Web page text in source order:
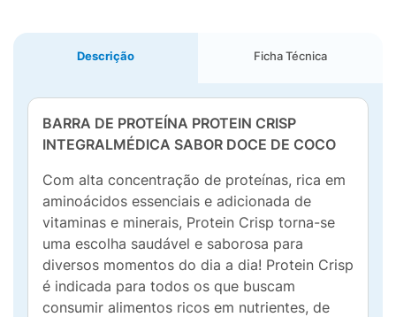
Descrição Ficha Técnica
BARRA DE PROTEÍNA PROTEIN CRISP
INTEGRALMÉDICA SABOR DOCE DE COCO
Com alta concentração de proteínas, rica em
aminoácidos essenciais e adicionada de
vitaminas e minerais, Protein Crisp torna-se
uma escolha saudável e saborosa para
diversos momentos do dia a dia! Protein Crisp
é indicada para todos os que buscam
consumir alimentos ricos em nutrientes, de